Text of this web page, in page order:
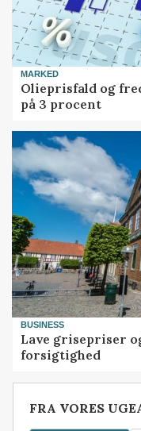
MARKED
Olieprisfald og
på 3 procent
BUSINESS
Lave grisepriser
forsigtighed
FRA VORES